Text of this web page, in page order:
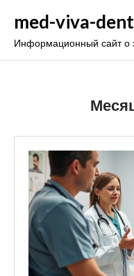
содержимому
med-viva-
Информационный сайт о